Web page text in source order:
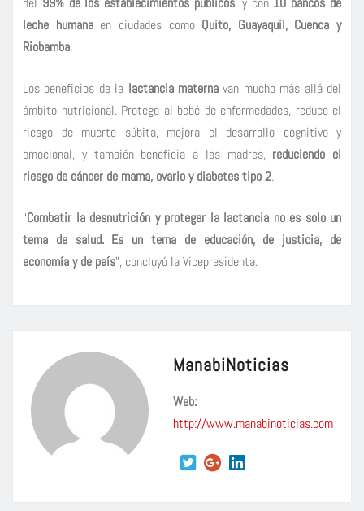
leche humanaen ciudades como Quito, Guayaquil, Cuenca y
Riobamba.
Los beneficios de la lactancia materna van mucho más allá del
ámbito nutricional. Protege al bebé de enfermedades, reduce el
riesgo de muerte súbita, mejora el desarrollo cognitivo y
emocional, y también beneficia a las madres, reduciendo el
riesgo de cáncer de mama, ovario y diabetes tipo 2.
“Combatir la desnutrición y proteger la lactancia no es solo un
tema de salud. Es un tema de educación, de justicia, de
economía y de país”, concluyó la Vicepresidenta.
ManabiNoticias
Web:
http://www.manabinoticias.com